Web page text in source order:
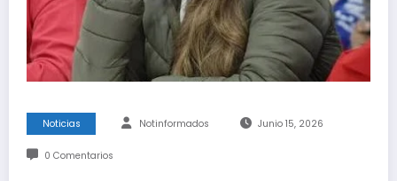
Noticias Notinformados Junio 15, 2026
0 Comentarios